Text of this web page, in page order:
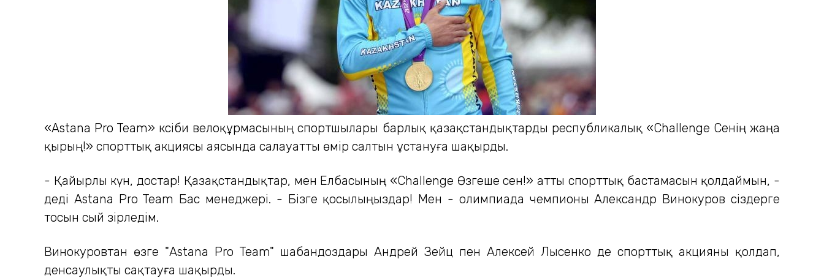
«Astana Pro Team» кәсіби велоқұрмасының спортшылары барлық қазақстандықтарды республикалық «Challenge Сенің жаңа
қырың!» спорттық акциясы аясында салауатты өмір салтын ұстануға шақырды.
- Қайырлы күн, достар! Қазақстандықтар, мен Елбасының «Challenge Өзгеше сен!» атты спорттық бастамасын қолдаймын, -
деді Astana Pro Team Бас менеджері. - Бізге қосылыңыздар! Мен - олимпиада чемпионы Александр Винокуров сіздерге
тосын сый әзірледім.
Винокуровтан өзге "Astana Pro Team" шабандоздары Андрей Зейц пен Алексей Лысенко де спорттық акцияны қолдап,
денсаулықты сақтауға шақырды.